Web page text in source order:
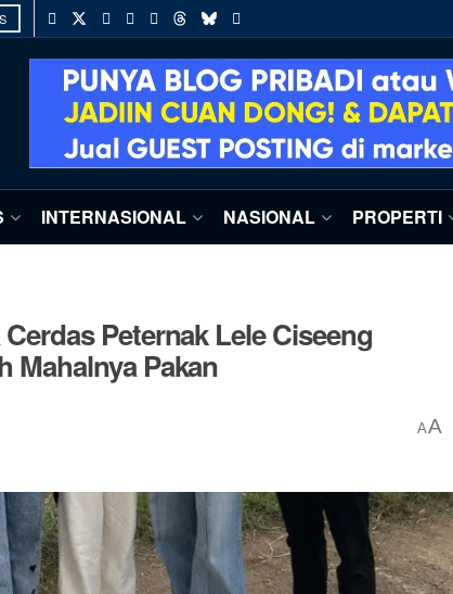
INTERNASIONAL NASIONAL PROPERTI
Peternak Lele Ciseeng
Mahalnya Pakan
AA